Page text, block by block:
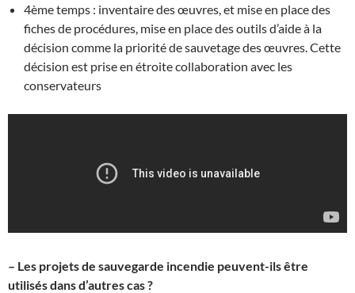
4ème temps : inventaire des œuvres, et mise en place des
fiches de procédures, mise en place des outils d’aide à la
décision comme la priorité de sauvetage des œuvres. Cette
décision est prise en étroite collaboration avec les
conservateurs
– Les projets de sauvegarde incendie peuvent-ils être
utilisés dans d’autres cas ?